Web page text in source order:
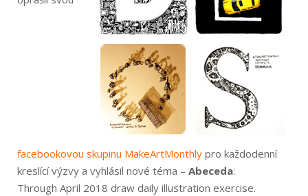
facebookovou skupinu MakeArtMonthly pro každodenní
kreslící výzvy a vyhlásil nové téma – Abeceda:
Through April 2018 draw daily illustration exercise.